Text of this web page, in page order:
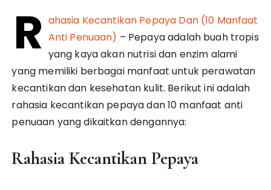
R ahasia Kecantikan Pepaya Dan (10 Manfaat
Anti Penuaan) – Pepaya adalah buah tropis
yang kaya akan nutrisi dan enzim alami
yang memiliki berbagai manfaat untuk perawatan
kecantikan dan kesehatan kulit. Berikut ini adalah
rahasia kecantikan pepaya dan 10 manfaat anti
penuaan yang dikaitkan dengannya:
Rahasia Kecantikan Pepaya